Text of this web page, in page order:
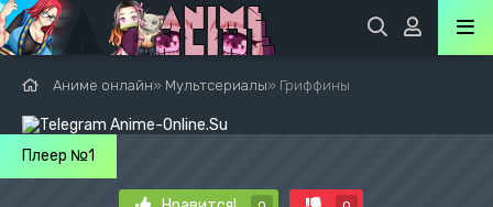
Аниме онлайн» Мультсериалы» Гриффины
Плеер №1